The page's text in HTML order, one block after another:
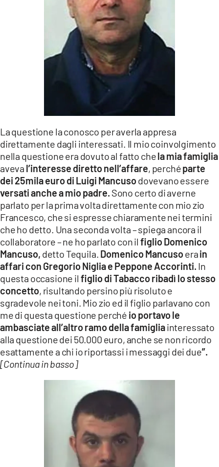
La questione la conosco per averla appresa
direttamente dagli interessati. Il mio coinvolgimento
nella questione era dovuto al fatto chela mia famiglia
aveva l’interesse diretto nell’affare, perchéparte
dei 25mila euro di Luigi Mancusodovevano essere
versati anche a mio padre. Sono certo di averne
parlato per la prima volta direttamente con mio zio
Francesco, che si espresse chiaramente nei termini
che ho detto. Una seconda volta – spiega ancora il
collaboratore – ne ho parlato con il figlio Domenico
Mancuso, detto Tequila. Domenico Mancusoerain
affari con Gregorio Nigliae Peppone Accorinti. In
questa occasione il figlio di Tabacco ribadì lo stesso
concetto, risultando persino più risoluto e
sgradevole nei toni. Mio zio ed il figlio parlavano con
me di questa questione perché io portavo le
ambasciate all’altro ramo della famigliainteressato
alla questione dei 50.000 euro, anche se non ricordo
esattamente a chi io riportassi i messaggi dei due”.
[Continua in basso]